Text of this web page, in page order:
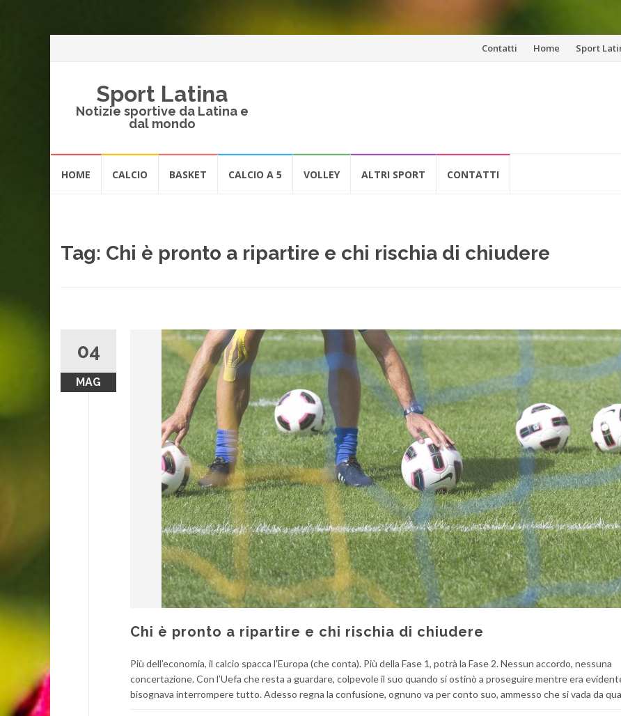
VaiContatti Home Sport
Sport Latina
Notizie sportive da Latina e
dal mondo
HOME CALCIO BASKET CALCIO A 5 VOLLEY ALTRI SPORT CONTATTI
Tag: Chi è pronto a ripartire e chi rischia di chiudere
04
MAG
Chi è pronto a ripartire e chi rischia di chiudere
Più dell’economia, il calcio spacca l’Europa (che conta). Più della Fase 1, potrà la Fase 2. Nessun accordo, nessuna
concertazione. Con l’Uefa che resta a guardare, colpevole il suo quando si ostinò a proseguire mentre era
bisognava interrompere tutto. Adesso regna la confusione, ognuno va per conto suo, ammesso che si vada da